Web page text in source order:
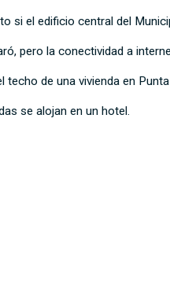
si el edificio central del
pero la conectividad a
de una vivienda en
se alojan en un hotel.